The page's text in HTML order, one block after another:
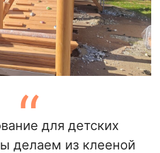
для детских
делаем из клееной